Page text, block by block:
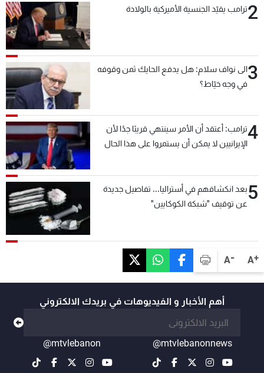
A+
A-
2ترامب يقيّد الجنسية الأميركية بالولادة
3الى نواف سلام: هل يدفع الحايك ثمن وقوفه
في وجه خيّاط؟
4ترامب: أعتقد أن الأمر سينتهي قريبًا جدًا لأن
الإيرانيين لا يمكن أن يستمروا على هذا الحال
5بعد انكشافهم في أستراليا... تفاصيل جديدة
عن توقيف "شبكة الكوكايين"
أهم الأخبار و الفيديوهات في بريدك الالكتروني
@mtvlebanonnews
@mtvlebanon